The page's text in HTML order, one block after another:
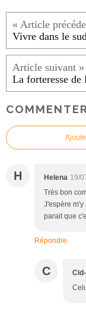
La forteresse
H Helena 19/
Très bon
J'espère m'y
parait que
Répondre
C